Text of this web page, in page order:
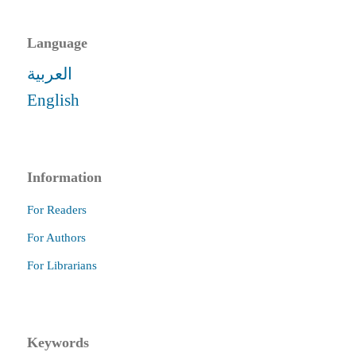
Language
العربية
English
Information
For Readers
For Authors
For Librarians
Keywords